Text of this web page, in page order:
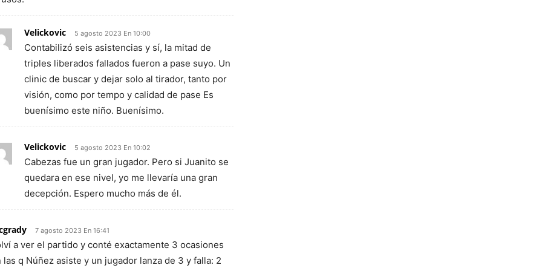
Velickovic 5 agosto 2023 En 10:00
Contabilizó seis asistencias y sí, la mitad de
triples liberados fallados fueron a pase suyo. Un
clinic de buscar y dejar solo al tirador, tanto por
visión, como por tempo y calidad de pase Es
buenísimo este niño. Buenísimo.
Velickovic 5 agosto 2023 En 10:02
Cabezas fue un gran jugador. Pero si Juanito se
quedara en ese nivel, yo me llevaría una gran
decepción. Espero mucho más de él.
7 agosto 2023 En 16:41
a ver el partido y conté exactamente 3 ocasiones
las q Núñez asiste y un jugador lanza de 3 y falla: 2